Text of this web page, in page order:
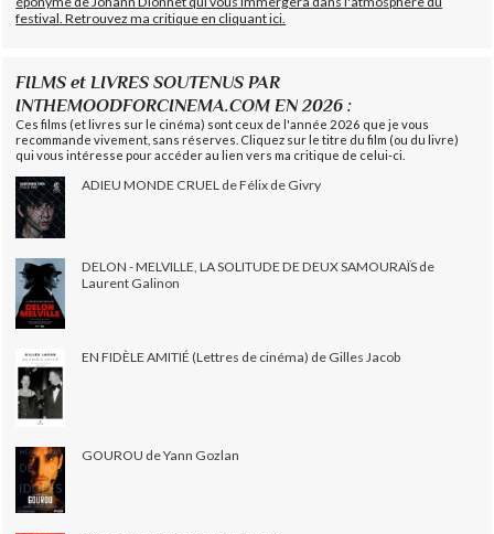
festival. Retrouvez ma critique en cliquant ici.
FILMS et LIVRES SOUTENUS PAR
INTHEMOODFORCINEMA.COM EN 2026 :
Ces films (et livres sur le cinéma) sont ceux de l'année 2026 que je vous
recommande vivement, sans réserves. Cliquez sur le titre du film (ou du livre)
qui vous intéresse pour accéder au lien vers ma critique de celui-ci.
ADIEU MONDE CRUEL de Félix de Givry
DELON - MELVILLE, LA SOLITUDE DE DEUX SAMOURAÏS de
Laurent Galinon
EN FIDÈLE AMITIÉ (Lettres de cinéma) de Gilles Jacob
GOUROU de Yann Gozlan